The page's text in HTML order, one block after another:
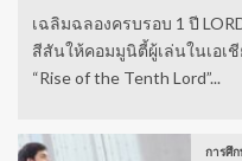
เฉลิมฉลองครบรอบ 1 ปี
สีสันให้คอมมูนิตี้ผู้เล่นในเอเ
“Rise of the Tenth Lord”...
การศึ